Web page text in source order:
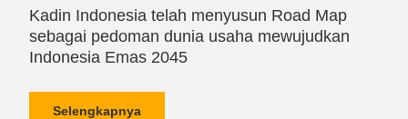
Kadin Indonesia telah menyusun Road Map
sebagai pedoman dunia usaha mewujudkan
Indonesia Emas 2045
Selengkapnya